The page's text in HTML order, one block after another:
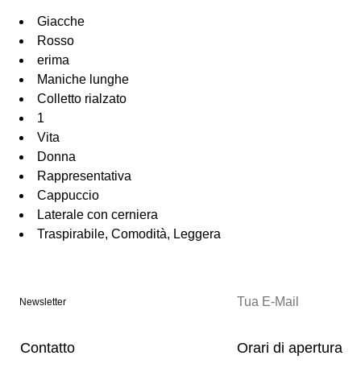
Giacche
Rosso
erima
Maniche lunghe
Colletto rialzato
1
Vita
Donna
Rappresentativa
Cappuccio
Laterale con cerniera
Traspirabile, Comodità, Leggera
Newsletter
Contatto Orari di apertura